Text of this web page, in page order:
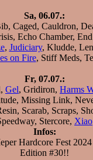
Sa, 06.07.:
Caged, Cauldron,
Echo Chamber,
, Judiciary, Kludde,
on Fire, Stiff Meds,
Fr, 07.07.:
Gel, Gridiron, Harms
Missing Link,
Scarab, Scraps,
Stercore, Xiao
Infos:
Hardcore Fest 2024
Edition #30!!